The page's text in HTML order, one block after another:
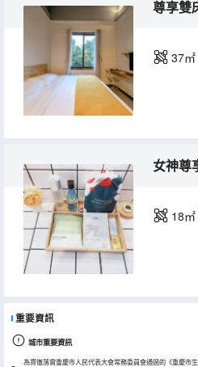
尊享雙
37㎡
女神尊
18㎡
重要資訊
城市重要資訊
為貫徹落實重慶市人民代表大會常務委員會通過的《重慶市